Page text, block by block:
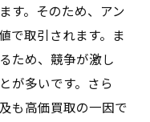
を狙うためのポイ
の重要ポイント
要素
す。そのため、アン
で取引されます。ま
ため、競争が激し
が多いです。さら
も高価買取の一因で